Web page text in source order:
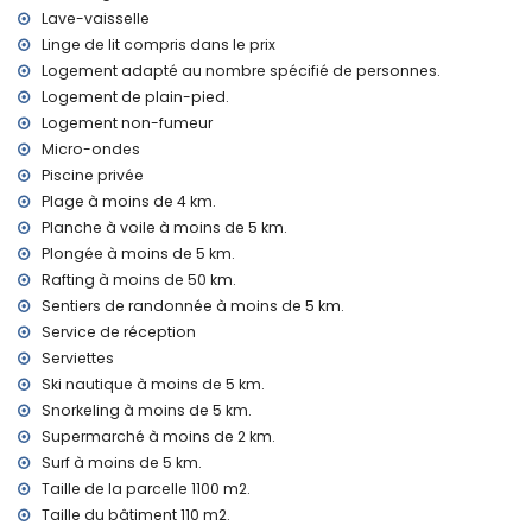
linge de lit et serviettes
service de réception et service d'urgence 24h/24
climatisation
Installations et services à un coût supplémentaire
lit d'appoint et lits/couffins pour enfants (sur demande)
Divertissements et activités de loisirs pour vos vacances à
Xàbia, Costa Blanca
discothèque, bar et promenade (El Arenal) (à moins de 5
kilomètres de la maison)
Curiosités et culture à Xàbia, Costa Blanca
musée (Histórico de Xàbia, Xàbia), église (Virgen de Loreto,
Puerto, Xàbia), ruine (Molinos de Viento, Xàbia), monument
(Pueblo de Xàbia, Xàbia), bâtiment architectural (Histórico
de Xàbia, Xàbia), site historique (Pueblo de Xàbia et Xàbia)
(à moins de 5 kilomètres de l'hébergement)
château (Portal de la Vila et Dénia) (à moins de 25
kilomètres de l'hébergement)
Sports
tennis (à moins de 1000 mètres de la villa)
Lave-vaisselle
Linge de lit compris dans le prix
Logement adapté au nombre spécifié de personnes.
Logement de plain-pied.
Logement non-fumeur
Micro-ondes
Piscine privée
Plage à moins de 4 km.
Planche à voile à moins de 5 km.
Plongée à moins de 5 km.
Rafting à moins de 50 km.
Sentiers de randonnée à moins de 5 km.
Service de réception
Serviettes
Ski nautique à moins de 5 km.
Snorkeling à moins de 5 km.
Supermarché à moins de 2 km.
Surf à moins de 5 km.
Taille de la parcelle 1100 m2.
Taille du bâtiment 110 m2.